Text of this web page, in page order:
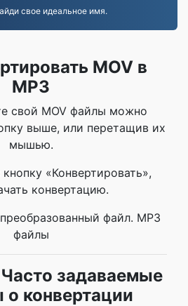
свое идеальное имя.
MOV в
MP3
свой MOV файлы можно
выше, или перетащив их
мышью.
«Конвертировать»,
конвертацию.
файл. MP3
файлы
задаваемые
о конвертации